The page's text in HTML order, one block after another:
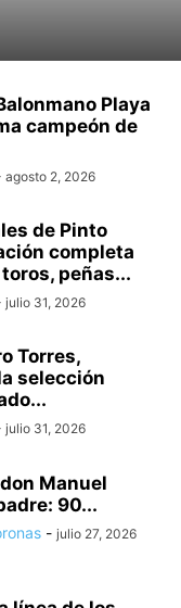
Playa
campeón de
agosto 2, 2026
de Pinto
completa
peñas...
julio 31, 2026
Torres,
selección
julio 31, 2026
Manuel
90...
- julio 27, 2026